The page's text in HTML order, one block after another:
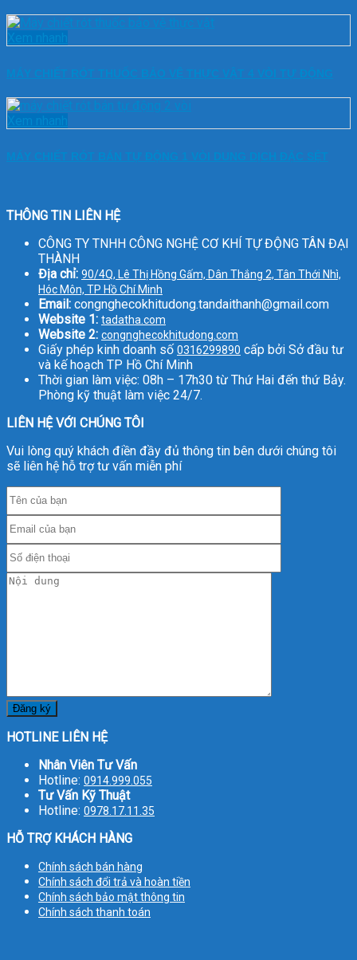
MÁY CHIẾT RÓT THUỐC BẢO VỆ THỰC VẬT 4 VÒI TỰ ĐỘNG
MÁY CHIẾT RÓT BÁN TỰ ĐỘNG 1 VÒI DUNG DỊCH ĐẶC SỆT
THÔNG TIN LIÊN HỆ
CÔNG TY TNHH CÔNG NGHỆ CƠ KHÍ TỰ ĐỘNG TÂN ĐẠI
THÀNH
Địa chỉ: 90/4Q, Lê Thị Hồng Gấm, Dân Thắng 2, Tân Thới Nhì,
Hóc Môn, TP Hồ Chí Minh
Email: congnghecokhitudong.tandaithanh@gmail.com
Website 1: tadatha.com
Website 2: congnghecokhitudong.com
Giấy phép kinh doanh số 0316299890 cấp bởi Sở đầu tư
và kế hoạch TP Hồ Chí Minh
Thời gian làm việc: 08h – 17h30 từ Thứ Hai đến thứ Bảy.
Phòng kỹ thuật làm việc 24/7.
LIÊN HỆ VỚI CHÚNG TÔI
Vui lòng quý khách điền đầy đủ thông tin bên dưới chúng tôi
sẽ liên hệ hỗ trợ tư vấn miễn phí
HOTLINE LIÊN HỆ
Nhân Viên Tư Vấn
Hotline: 0914.999.055
Tư Vấn Kỹ Thuật
Hotline: 0978.17.11.35
HỖ TRỢ KHÁCH HÀNG
Chính sách bán hàng
Chính sách đổi trả và hoàn tiền
Chính sách bảo mật thông tin
Chính sách thanh toán